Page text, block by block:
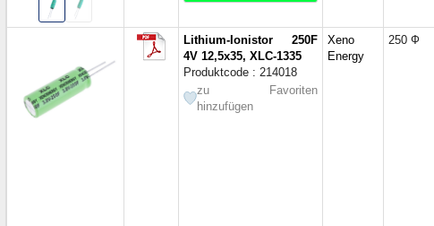
Lithium-Ionistor 250F
4V 12,5x35, XLC-1335
Produktcode : 214018
zu Favoriten
hinzufügen
Xeno
Energy
250 Ф